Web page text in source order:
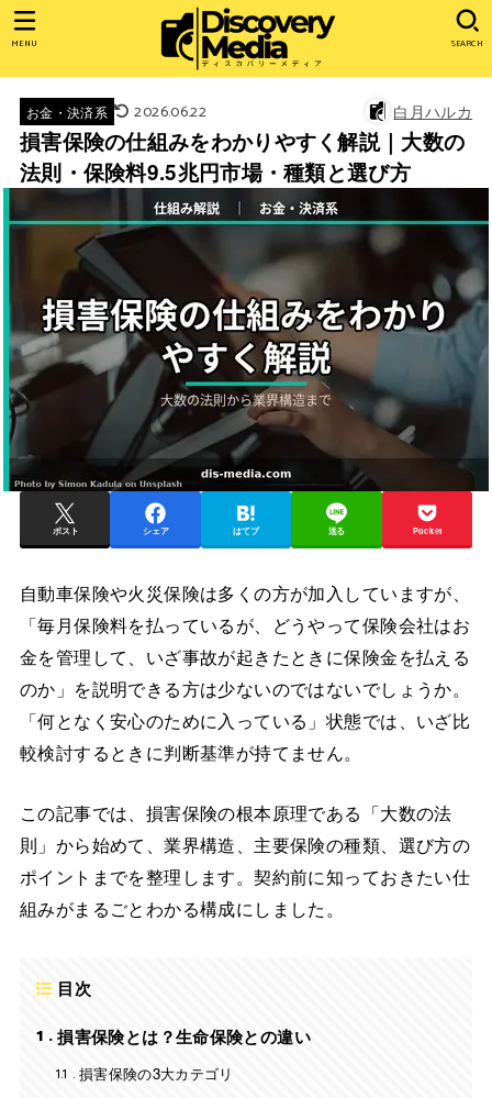
SEARCH
MENU
お金・決済系 2026.06.22 白月ハルカ
損害保険の仕組みをわかりやすく解説｜大数の
法則・保険料9.5兆円市場・種類と選び方
ポスト シェア はてブ 送る Pocket
自動車保険や火災保険は多くの方が加入していますが、
「毎月保険料を払っているが、どうやって保険会社はお
金を管理して、いざ事故が起きたときに保険金を払える
のか」を説明できる方は少ないのではないでしょうか。
「何となく安心のために入っている」状態では、いざ比
較検討するときに判断基準が持てません。
この記事では、損害保険の根本原理である「大数の法
則」から始めて、業界構造、主要保険の種類、選び方の
ポイントまでを整理します。契約前に知っておきたい仕
組みがまるごとわかる構成にしました。
目次
1
損害保険とは？生命保険との違い
1.1
損害保険の3大カテゴリ